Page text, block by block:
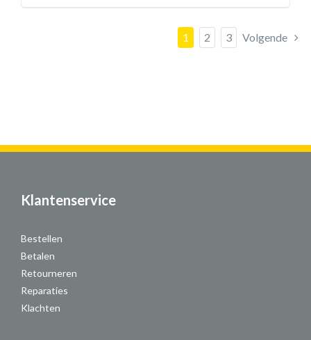
1 2 3 Volgende
Klantenservice
Bestellen
Betalen
Retourneren
Reparaties
Klachten